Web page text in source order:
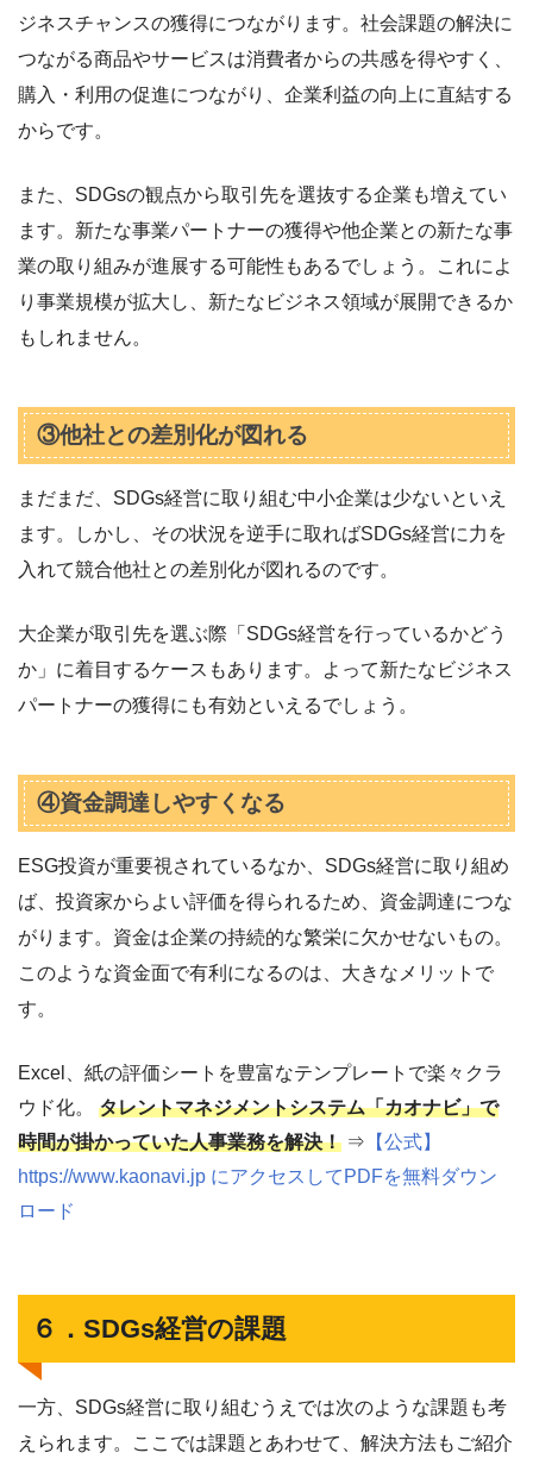
ジネスチャンスの獲得につながります。社会課題の解決に
つながる商品やサービスは消費者からの共感を得やすく、
購入・利用の促進につながり、企業利益の向上に直結する
からです。
また、SDGsの観点から取引先を選抜する企業も増えてい
ます。新たな事業パートナーの獲得や他企業との新たな事
業の取り組みが進展する可能性もあるでしょう。これによ
り事業規模が拡大し、新たなビジネス領域が展開できるか
もしれません。
③他社との差別化が図れる
まだまだ、SDGs経営に取り組む中小企業は少ないといえ
ます。しかし、その状況を逆手に取ればSDGs経営に力を
入れて競合他社との差別化が図れるのです。
大企業が取引先を選ぶ際「SDGs経営を行っているかどう
か」に着目するケースもあります。よって新たなビジネス
パートナーの獲得にも有効といえるでしょう。
④資金調達しやすくなる
ESG投資が重要視されているなか、SDGs経営に取り組め
ば、投資家からよい評価を得られるため、資金調達につな
がります。資金は企業の持続的な繁栄に欠かせないもの。
このような資金面で有利になるのは、大きなメリットで
す。
Excel、紙の評価シートを豊富なテンプレートで楽々クラ
ウド化。 タレントマネジメントシステム「カオナビ」で
時間が掛かっていた人事業務を解決！ ⇒ 【公式】
https://www.kaonavi.jp にアクセスしてPDFを無料ダウン
ロード
６．SDGs経営の課題
一方、SDGs経営に取り組むうえでは次のような課題も考
えられます。ここでは課題とあわせて、解決方法もご紹介